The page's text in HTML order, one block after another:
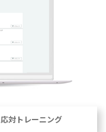
応対トレーニング